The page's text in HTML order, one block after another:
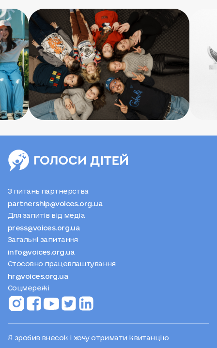
З питань партнерства
partnership@voices.org.ua
Для запитів від медіа
press@voices.org.ua
Загальні запитання
info@voices.org.ua
Стосовно працевлаштування
hr@voices.org.ua
Соцмережі
Я зробив внесок і хочу отримати квитанцію